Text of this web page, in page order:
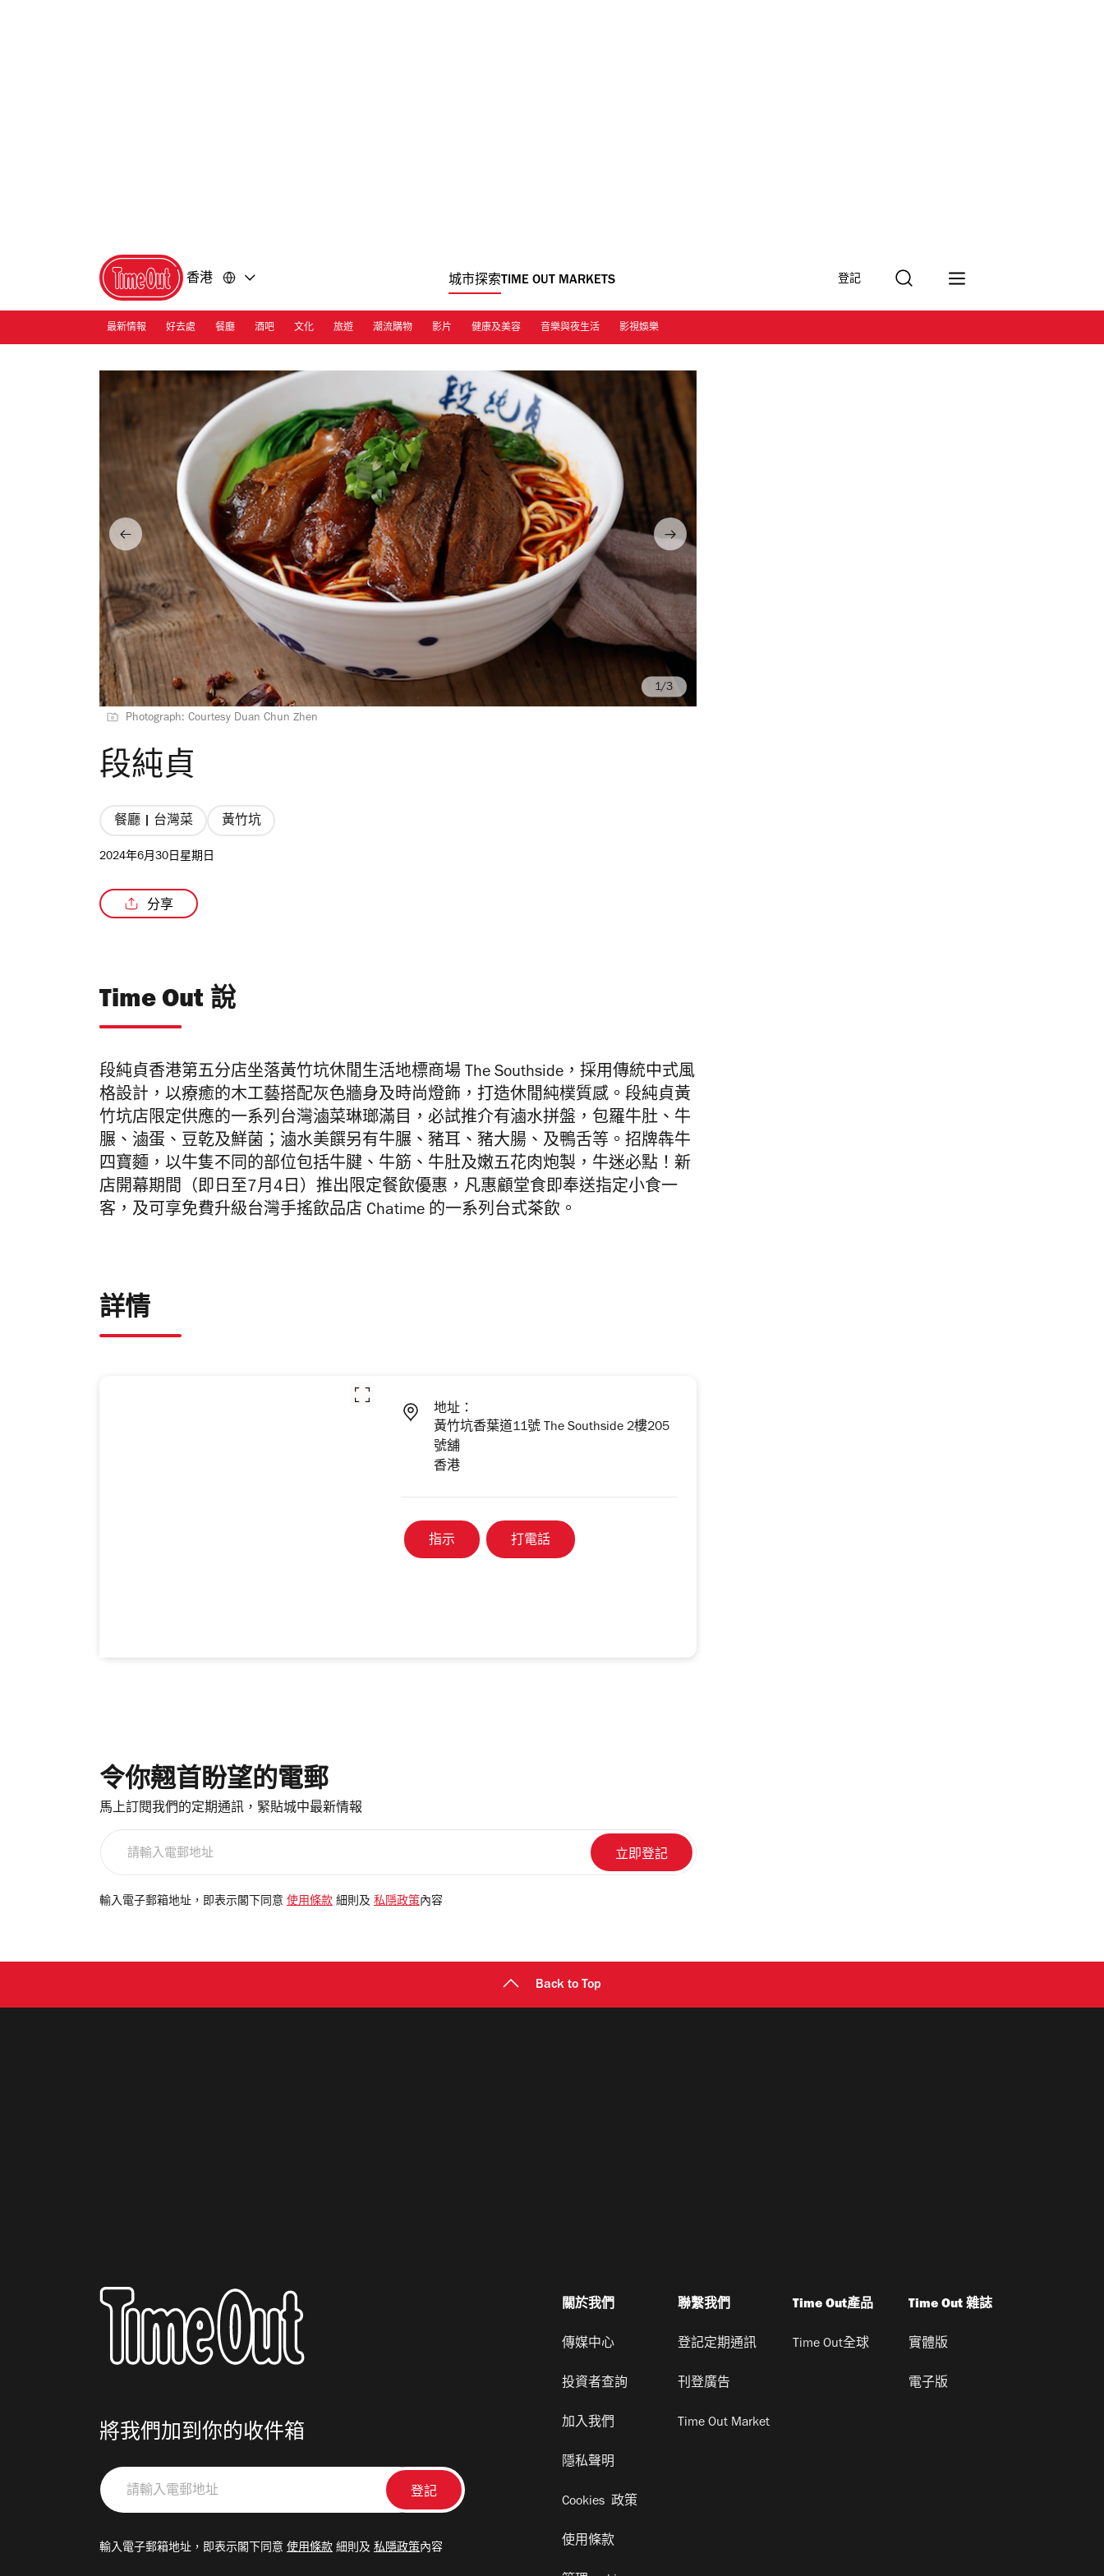
香港 城市探索TIME OUT MARKETS 登記
最新情報 好去處 餐廳 酒吧 文化 旅遊 潮流購物 影片 健康及美容 音樂與夜生活 影視娛樂
Photograph: Courtesy Duan Chun Zhen
/3
段純貞
餐廳 | 台灣菜 黃竹坑
2024年6月30日星期日
分享
Time Out 說
段純貞香港第五分店坐落黃竹坑休閒生活地標商場 The Southside，採用傳統中式風
格設計，以療癒的木工藝搭配灰色牆身及時尚燈飾，打造休閒純樸質感。段純貞黃
竹坑店限定供應的一系列台灣滷菜琳瑯滿目，必試推介有滷水拼盤，包羅牛肚、牛
𦟌、滷蛋、豆乾及鮮菌；滷水美饌另有牛𦟌、豬耳、豬大腸、及鴨舌等。招牌犇牛
四寶麵，以牛隻不同的部位包括牛腱、牛筋、牛肚及嫩五花肉炮製，牛迷必點！新
店開幕期間（即日至7月4日）推出限定餐飲優惠，凡惠顧堂食即奉送指定小食一
客，及可享免費升級台灣手搖飲品店 Chatime 的一系列台式茶飲。
詳情
地址：
黃竹坑香葉道11號 The Southside 2樓205
號舖
香港
指示 打電話
令你翹首盼望的電郵
馬上訂閱我們的定期通訊，緊貼城中最新情報
電
輸入電子郵箱地址，即表示閣下同意 使用條款 細則及 私隱政策 內容
Back to Top
將我們加到你的收件箱
請
輸
郵
輸入電子郵箱地址，即表示閣下同意 使用條款 細則及 私隱政策內容
關於我們
傳媒中心
投資者查詢
加入我們
隱私聲明
Cookies 政策
使用條款
聯繫我們
登記定期通訊
刊登廣告
Time Out Market
Time Out產品
Time Out全球
Time Out 雜誌
實體版
電子版